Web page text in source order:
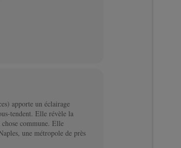
apporte un éclairage
tendent. Elle révèle la
commune. Elle
une métropole de près